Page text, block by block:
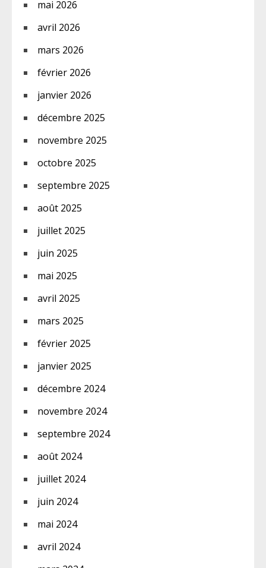
mai 2026
avril 2026
mars 2026
février 2026
janvier 2026
décembre 2025
novembre 2025
octobre 2025
septembre 2025
août 2025
juillet 2025
juin 2025
mai 2025
avril 2025
mars 2025
février 2025
janvier 2025
décembre 2024
novembre 2024
septembre 2024
août 2024
juillet 2024
juin 2024
mai 2024
avril 2024